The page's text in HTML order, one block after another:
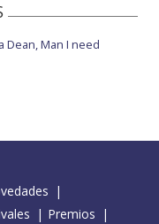
Dean, Man I need
Premios